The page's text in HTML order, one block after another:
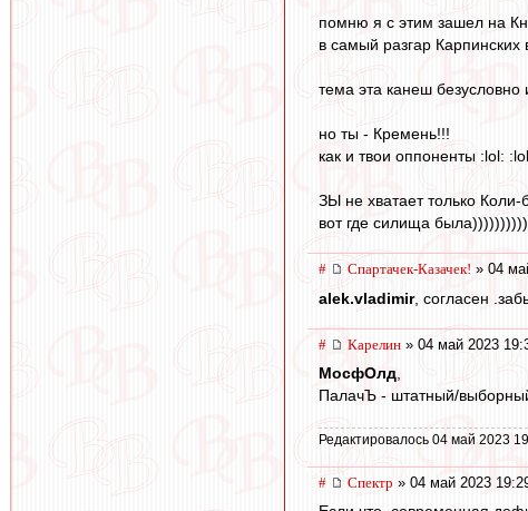
помню я с этим зашел на
в самый разгар Карпинских
тема эта канеш
но ты - Кремень!!!
как и твои оппоненты :lol:
ЗЫ не хватает только Коли-
вот где силища
# Спартачек-Казачек! » 04
alek.vladimir, согласен
# Карелин » 04 май 2023
МосфОлд,
ПалачЪ - штатный/
Редактировалось 04 май 2023
# Спектр » 04 май 2023